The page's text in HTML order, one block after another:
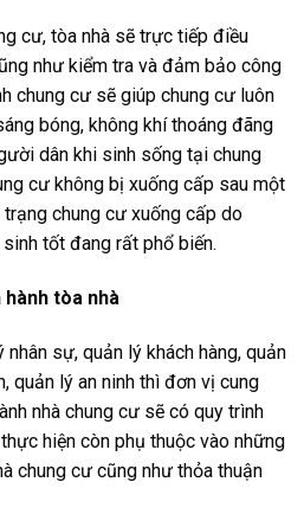
cư, tòa nhà sẽ trực tiếp điều
như kiểm tra và đảm bảo công
chung cư sẽ giúp chung cư luôn
bóng, không khí thoáng đãng
dân khi sinh sống tại chung
cư không bị xuống cấp sau một
chung cư xuống cấp do
tốt đang rất phổ biến.
hành tòa nhà
sự, quản lý khách hàng, quản
quản lý an ninh thì đơn vị cung
nhà chung cư sẽ có quy trình
hiện còn phụ thuộc vào những
chung cư cũng như thỏa thuận